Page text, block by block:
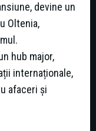
devine un
Oltenia,
hub major,
internaționale,
afaceri și